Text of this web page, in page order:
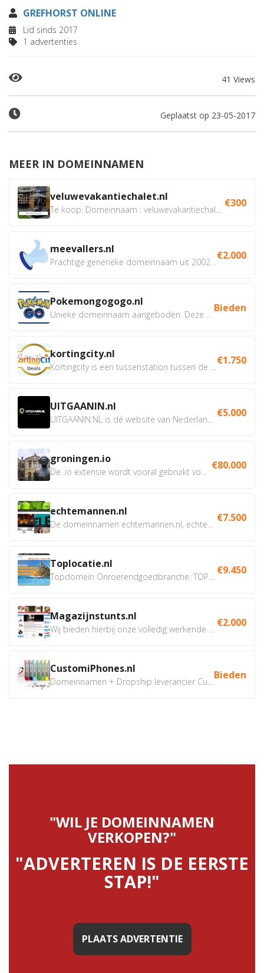
GREFHORST ONLINE
Lid sinds 2017
1 advertenties
41 Views
Geplaatst op 23-05-2017
MEER IN DOMEINNAMEN
veluwevakantiechalet.nl €300
meevallers.nl €2.000
Pokemongogogo.nl Bieden
kortingcity.nl €1.750
UITGAANIN.nl €5.000
groningen.io €80.000
echtemannen.nl €7.500
Toplocatie.nl €9.450
Magazijnstunts.nl €2.000
CustomiPhones.nl Bieden
"WIL JE DOMEINNAMEN
VERKOPEN?"
"ADVERTEREN IS DE EERSTE
STAP!"
PLAATS ADVERTENTIE